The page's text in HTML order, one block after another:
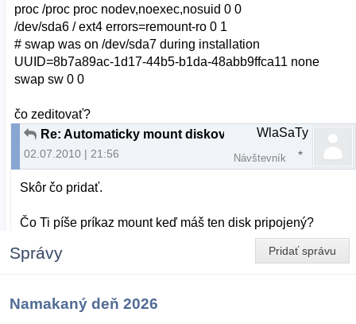
proc /proc proc nodev,noexec,nosuid 0 0
/dev/sda6 / ext4 errors=remount-ro 0 1
# swap was on /dev/sda7 during installation
UUID=8b7a89ac-1d17-44b5-b1da-48abb9ffca11 none
swap sw 0 0
čo zeditovať?
Re: Automaticky mount diskov
02.07.2010 | 21:56
WlaSaTy
Návštevník
Skôr čo pridať.
Čo Ti píše príkaz mount keď máš ten disk pripojený?
Pridať správu
Správy
Namakaný deň 2026